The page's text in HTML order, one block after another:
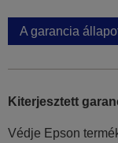
A garancia
Kiterjesztett
Védje Epson